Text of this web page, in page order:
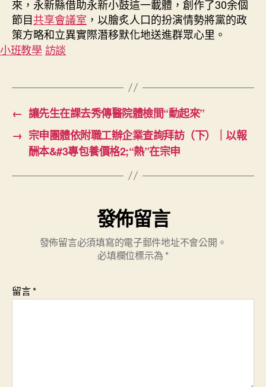
來，永新縣借助永新小鼓這一載體，創作了30余個
節目共享會議室 ，以膾炙人口的扮演情勢將黨的政
策方略和立異實際潛移默化地送進群眾心里。
小班教學 訪談
← 讓先生在課去秀傳醫院體檢間“動起來”
→ 宗申團體依附職工辦企業查詢拜訪（下）｜以報
酬本&#3專包養價格2;“熱”在宗申
發佈留言
發佈留言必須填寫的電子郵件地址不會公開。
必填欄位標示為 *
留言*